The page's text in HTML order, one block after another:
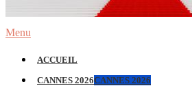
Menu
ACCUEIL
CANNES 2026CANNES 2026